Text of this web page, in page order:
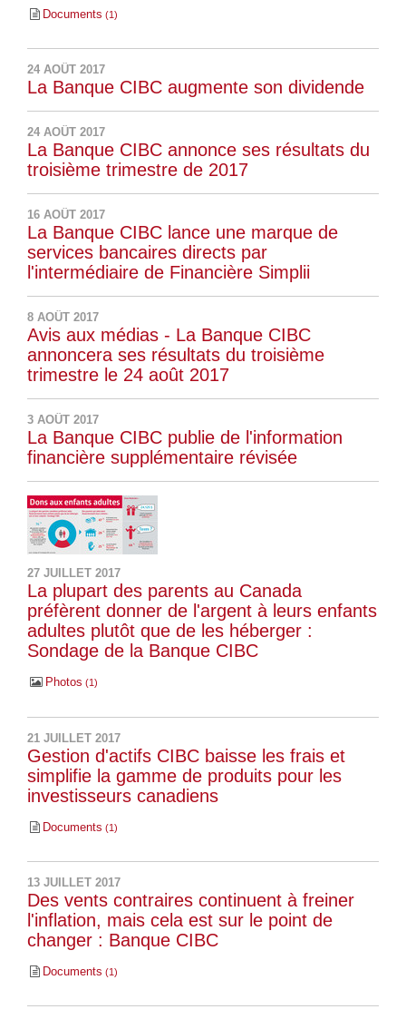
Documents 1
24 AOÛT 2017
La Banque CIBC augmente son dividende
24 AOÛT 2017
La Banque CIBC annonce ses résultats du
troisième trimestre de 2017
16 AOÛT 2017
La Banque CIBC lance une marque de
services bancaires directs par
l'intermédiaire de Financière Simplii
8 AOÛT 2017
Avis aux médias - La Banque CIBC
annoncera ses résultats du troisième
trimestre le 24 août 2017
3 AOÛT 2017
La Banque CIBC publie de l'information
financière supplémentaire révisée
27 JUILLET 2017
La plupart des parents au Canada
préfèrent donner de l'argent à leurs enfants
adultes plutôt que de les héberger :
Sondage de la Banque CIBC
Photos 1
21 JUILLET 2017
Gestion d'actifs CIBC baisse les frais et
simplifie la gamme de produits pour les
investisseurs canadiens
Documents 1
13 JUILLET 2017
Des vents contraires continuent à freiner
l'inflation, mais cela est sur le point de
changer : Banque CIBC
Documents 1